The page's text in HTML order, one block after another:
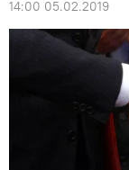
14:00 05.02.2019